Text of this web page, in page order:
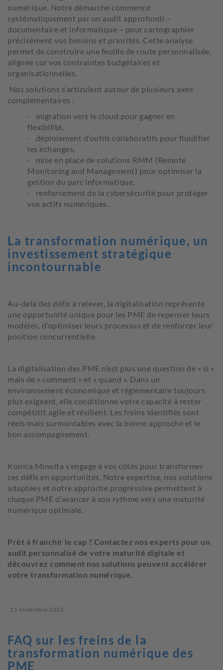
numérique. Notre démarche commence
systématiquement par un audit approfondi –
documentaire et informatique – pour cartographier
précisément vos besoins et priorités. Cette analyse
permet de construire une feuille de route personnalisée,
alignée sur vos contraintes budgétaires et
organisationnelles.
Nos solutions s’articulent autour de plusieurs axes
complémentaires :
migration vers le cloud pour gagner en
flexibilité,
déploiement d’outils collaboratifs pour fluidifier
les échanges,
mise en place de solutions RMM (Remote
Monitoring and Management) pour optimiser la
gestion du parc informatique,
renforcement de la cybersécurité pour protéger
vos actifs numériques.
La transformation numérique, un
investissement stratégique
incontournable
Au-delà des défis à relever, la digitalisation représente
une opportunité unique pour les PME de repenser leurs
modèles, d’optimiser leurs processus et de renforcer leur
position concurrentielle.
La digitalisation des PME n’est plus une question de « si »
mais de « comment » et « quand ». Dans un
environnement économique et réglementaire toujours
plus exigeant, elle conditionne votre capacité à rester
compétitif, agile et résilient. Les freins identifiés sont
réels mais surmontables avec la bonne approche et le
bon accompagnement.
Konica Minolta s’engage à vos côtés pour transformer
ces défis en opportunités. Notre expertise, nos solutions
adaptées et notre approche progressive permettent à
chaque PME d’avancer à son rythme vers une maturité
numérique optimale.
Prêt à franchir le cap ? Contactez nos experts pour un
audit personnalisé de votre maturité digitale et
découvrez comment nos solutions peuvent accélérer
votre transformation numérique.
11 novembre 2025
FAQ sur les freins de la
transformation numérique des
PME